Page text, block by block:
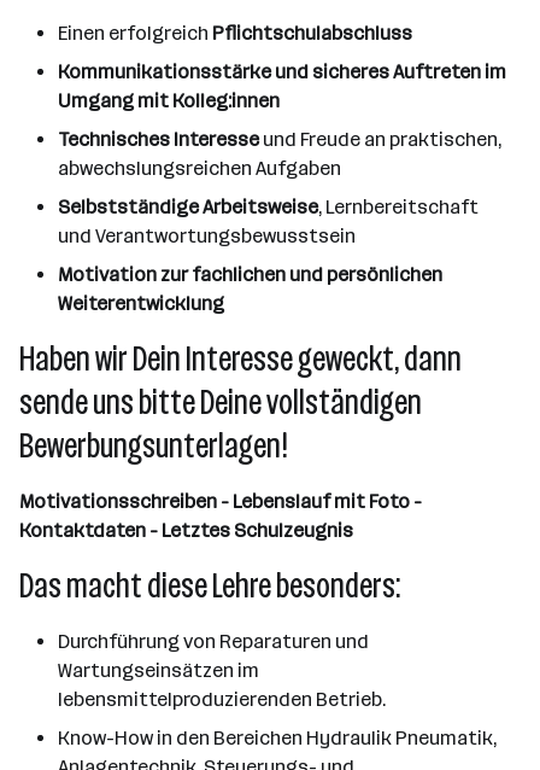
Einen erfolgreich Pflichtschulabschluss
Kommunikationsstärke und sicheres Auftreten im
Umgang mit Kolleg:innen
Technisches Interesseund Freude an praktischen,
abwechslungsreichen Aufgaben
Selbstständige Arbeitsweise, Lernbereitschaft
und Verantwortungsbewusstsein
Motivation zur fachlichen und persönlichen
Weiterentwicklung
Haben wir Dein Interesse geweckt, dann
sende uns bitte Deine vollständigen
Bewerbungsunterlagen!
Motivationsschreiben - Lebenslauf mit Foto -
Kontaktdaten - Letztes Schulzeugnis
Das macht diese Lehre besonders:
Durchführung von Reparaturen und
Wartungseinsätzen im
lebensmittelproduzierenden Betrieb.
Know-How in den Bereichen Hydraulik Pneumatik,